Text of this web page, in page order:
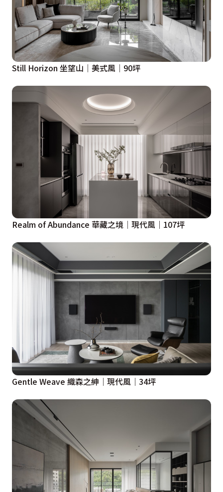
Still Horizon 坐望山｜美式風｜90坪
Realm of Abundance 華藏之境｜現代風｜107坪
Gentle Weave 織森之紳｜現代風｜34坪